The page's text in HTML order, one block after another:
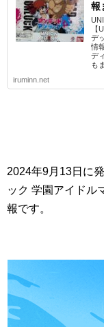
報
【
デ
情
デ
も
iruminn.net
2024年9月13日に
ック 学園アイドル
報です。